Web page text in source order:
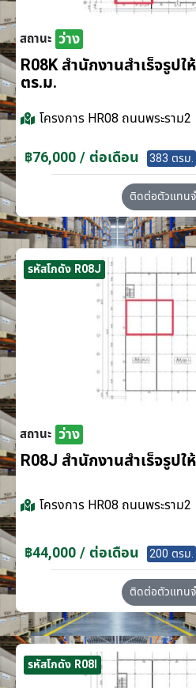
สถานะ ว่าง
R08K สำนักงานสำเร็จรูป
ตร.ม.
โครงการ HR08 ถนนพระราม2
฿76,000 / ต่อเดือน 383 ตรม.
ติดต่อตัวแทน
รหัสโกดัง R08J
สถานะ ว่าง
R08J สำนักงานสำเร็จรูปใ
โครงการ HR08 ถนนพระราม2
฿44,000 / ต่อเดือน 200 ตรม.
ติดต่อตัวแทน
รหัสโกดัง R08I